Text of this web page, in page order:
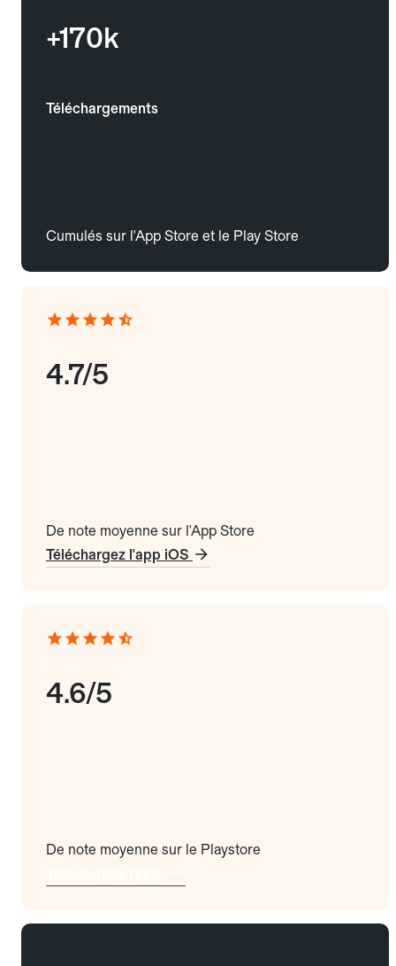
+170k
Téléchargements
Cumulés sur l'App Store et le Play Store
4.7/5
De note moyenne sur l'App Store
Téléchargez l'app iOS
4.6/5
De note moyenne sur le Playstore